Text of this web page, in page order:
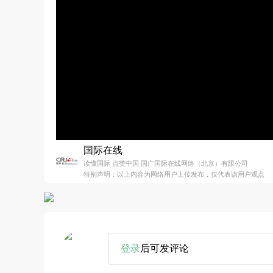
国际在线
读懂国际 点赞中国 国广国际在线网络（北京）有限公司
特别声明：以上内容为网络用户上传发布，仅代表该用户观点
登录后可发评论